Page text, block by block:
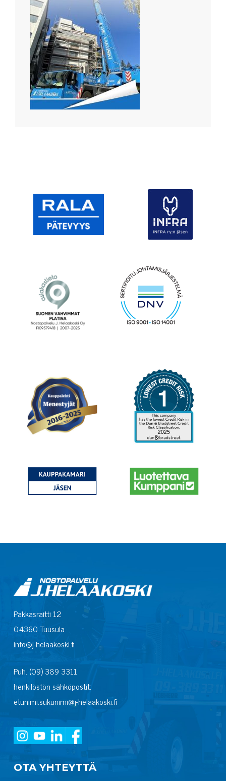
Pakkasraitti 12
04360 Tuusula
info@j-helaakoski.fi
Puh. (09) 389 3311
henkilöstön sähköpostit:
etunimi.sukunimi@j-helaakoski.fi
OTA YHTEYTTÄ